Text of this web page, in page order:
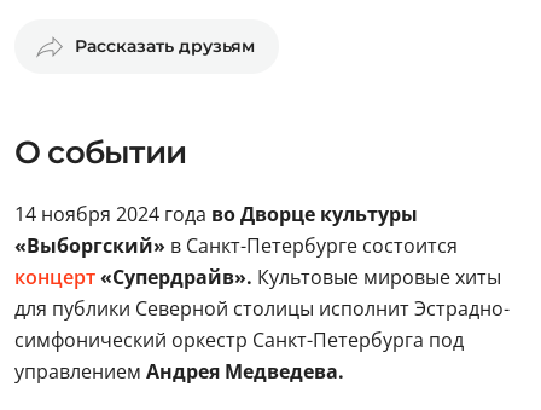
Рассказать друзьям
О событии
14 ноября 2024 года во Дворце культуры
«Выборгский» в Санкт-Петербурге состоится
концерт«Супердрайв». Культовые мировые хиты
для публики Северной столицы исполнит Эстрадно-
симфонический оркестр Санкт-Петербурга под
управлением Андрея Медведева.